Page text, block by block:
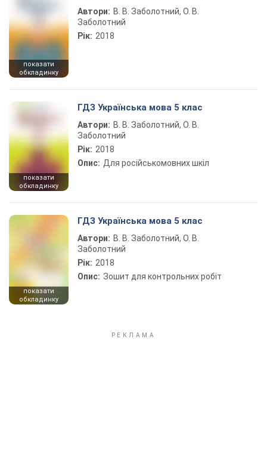
показати
обкладинку
Автори: В. В. Заболотний, О. В.
Заболотний
Рік: 2018
показати
обкладинку
ГДЗ Українська мова 5 клас
Автори: В. В. Заболотний, О. В.
Заболотний
Рік: 2018
Опис: Для російськомовних шкіл
показати
обкладинку
ГДЗ Українська мова 5 клас
Автори: В. В. Заболотний, О. В.
Заболотний
Рік: 2018
Опис: Зошит для контрольних робіт